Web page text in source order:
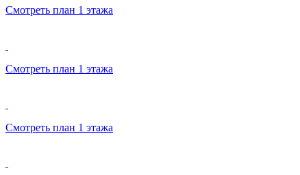
Смотреть план 1 этажа
Смотреть план 1 этажа
Смотреть план 1 этажа